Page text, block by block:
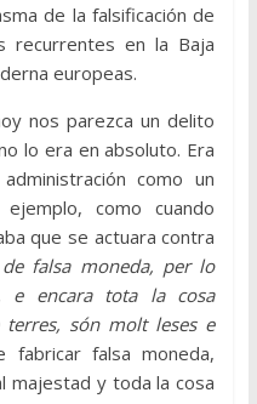
de la falsificación de
recurrentes en la Baja
europeas.
nos parezca un delito
lo era en absoluto. Era
como un
como cuando
que se actuara contra
de falsa moneda, per lo
e encara tota la cosa
són molt leses e
fabricar falsa moneda,
majestad y toda la cosa